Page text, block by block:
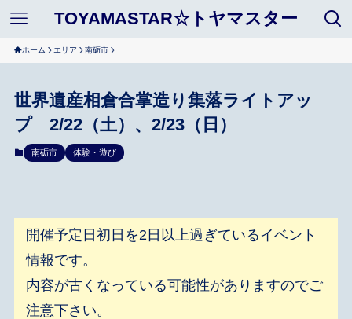
TOYAMASTAR☆トヤマスター
ホーム エリア 南砺市
世界遺産相倉合掌造り集落ライトアッ
プ 2/22（土）、2/23（日）
南砺市 体験・遊び
開催予定日初日を2日以上過ぎているイベント
情報です。
内容が古くなっている可能性がありますのでご
注意下さい。